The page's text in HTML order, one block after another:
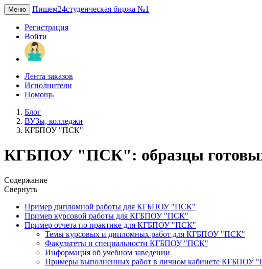
Меню Пишем24студенческая биржа №1
Регистрация
Войти
Лента заказов
Исполнители
Помощь
Блог
ВУЗы, колледжи
КГБПОУ "ПСК"
КГБПОУ "ПСК": образцы
Содержание
Свернуть
Пример дипломной работы для КГБПОУ "ПСК"
Пример курсовой работы для КГБПОУ "ПСК"
Пример отчета по практике для КГБПОУ "ПСК"
Темы курсовых и дипломных работ для КГБПОУ "ПСК"
Факультеты и специальности КГБПОУ "ПСК"
Информация об учебном заведении
Примеры выполненных работ в личном кабинете КГБПОУ